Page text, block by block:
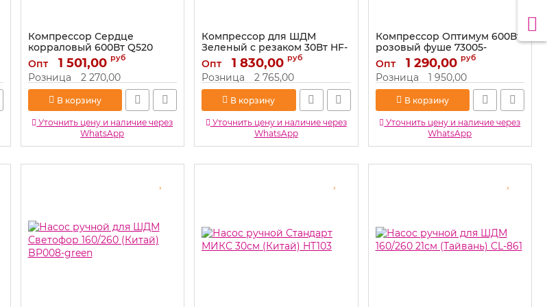
Компрессор Сердце
корраловый 600Вт Q520
Артикул: Q520
Опт 1 501,00 руб
Розница 2 270,00
В корзину
Уточнить цену и наличие через
WhatsApp
Компрессор для ШДМ
Зеленый с резаком 30Вт HF-
628
Артикул: HF-628
Опт 1 830,00 руб
Розница 2 765,00
В корзину
Уточнить цену и наличие через
WhatsApp
Компрессор Оптимум 600Вт
розовый фуше 73005-
hotpink
Артикул: 73005-hotpink
Опт 1 290,00 руб
Розница 1 950,00
В корзину
Уточнить цену и наличие через
WhatsApp